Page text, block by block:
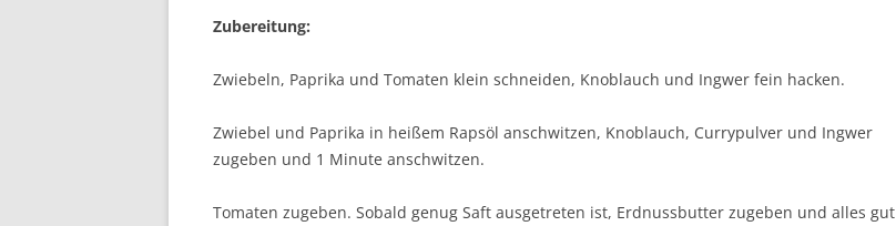
Zubereitung:
Zwiebeln, Paprika und Tomaten klein schneiden, Knoblauch und Ingwer fein hacken.
Zwiebel und Paprika in heißem Rapsöl anschwitzen, Knoblauch, Currypulver und Ingwer
zugeben und 1 Minute anschwitzen.
Tomaten zugeben. Sobald genug Saft ausgetreten ist, Erdnussbutter zugeben und alles gut